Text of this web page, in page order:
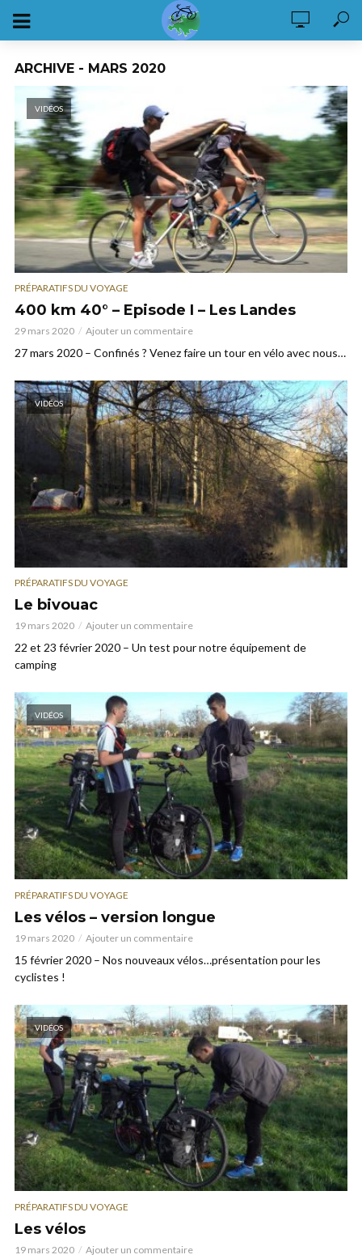
ARCHIVE - MARS 2020
VIDÉOS
PRÉPARATIFS DU VOYAGE
400 km 40° – Episode I – Les Landes
29 mars 2020 Ajouter un commentaire
27 mars 2020 – Confinés ? Venez faire un tour en vélo avec nous…
VIDÉOS
PRÉPARATIFS DU VOYAGE
Le bivouac
19 mars 2020 Ajouter un commentaire
22 et 23 février 2020 – Un test pour notre équipement de
camping
VIDÉOS
PRÉPARATIFS DU VOYAGE
Les vélos – version longue
19 mars 2020 Ajouter un commentaire
15 février 2020 – Nos nouveaux vélos…présentation pour les
cyclistes !
VIDÉOS
PRÉPARATIFS DU VOYAGE
Les vélos
19 mars 2020 Ajouter un commentaire